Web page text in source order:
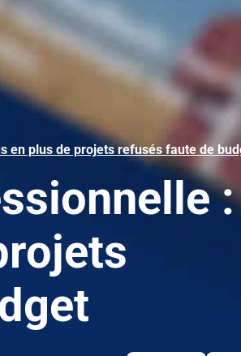
en plus de projets refusés faute de
: